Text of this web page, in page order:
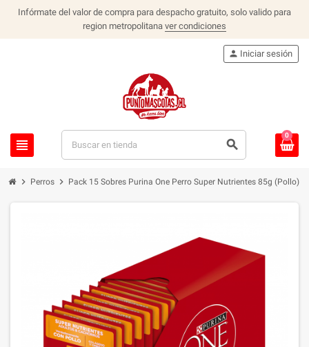
Infórmate del valor de compra para despacho gratuito, solo valido para
region metropolitana ver condiciones
view_headline search
person Iniciar sesión
0
chevron_right Perros chevron_right Pack 15 Sobres Purina One Perro Super Nutrientes 85g (Pollo)